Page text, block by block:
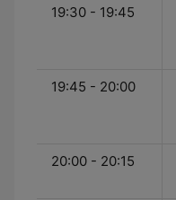
19:30 - 19:45
19:45 - 20:00
20:00 - 20:15